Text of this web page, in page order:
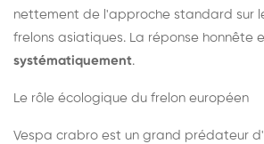
nettement de l'approche standard sur
frelons asiatiques. La réponse honnête
systématiquement.
Le rôle écologique du frelon européen
Vespa crabro est un grand prédateur